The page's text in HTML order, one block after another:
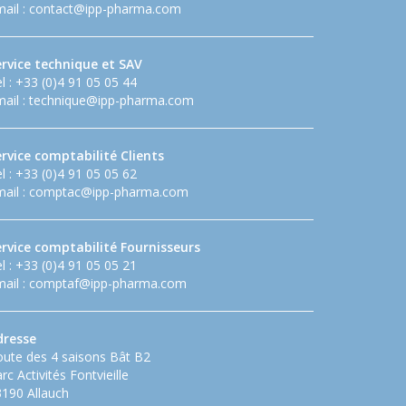
: contact@ipp-pharma.com
technique et SAV
: +33 (0)4 91 05 05 44
: technique@ipp-pharma.com
comptabilité Clients
: +33 (0)4 91 05 05 62
: comptac@ipp-pharma.com
comptabilité Fournisseurs
: +33 (0)4 91 05 05 21
: comptaf@ipp-pharma.com
des 4 saisons Bât B2
Activités Fontvieille
Allauch